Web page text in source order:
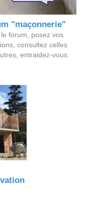
"maçonnerie"
forum, posez vos
consultez celles
entraidez-vous.